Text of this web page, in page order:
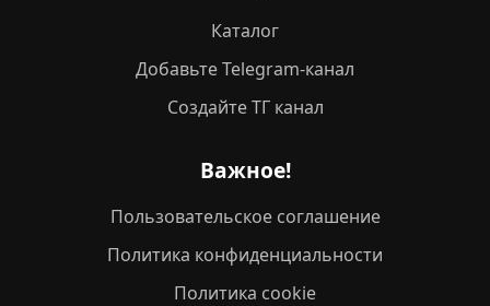
Каталог
Добавьте Telegram-канал
Создайте ТГ канал
Важное!
Пользовательское соглашение
Политика конфиденциальности
Политика cookie